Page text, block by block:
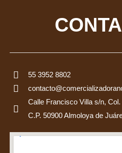
55 3952 8802
Calle Francisco Villa s/n,
C.P. 50900 Almoloya de